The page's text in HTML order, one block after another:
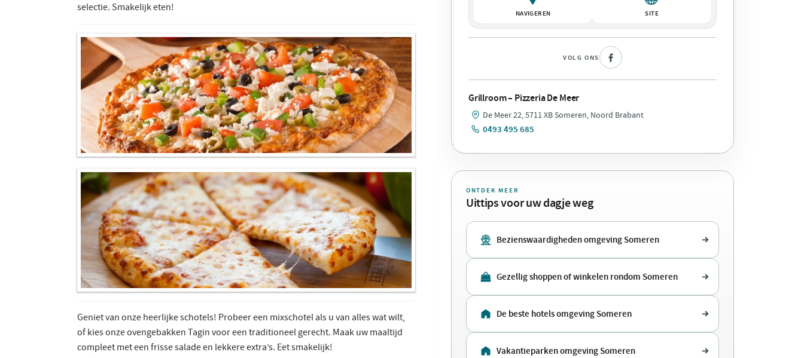
selectie. Smakelijk eten!
Geniet van onze heerlijke schotels! Probeer een mixschotel als u van alles wat wilt,
of kies onze ovengebakken Tagin voor een traditioneel gerecht. Maak uw maaltijd
compleet met een frisse salade en lekkere extra’s. Eet smakelijk!
NAVIGEREN SITE
VOLG ONS
Grillroom – Pizzeria De Meer
De Meer 22, 5711 XB Someren, Noord Brabant
0493 495 685
ONTDEK MEER
Uittips voor uw dagje weg
Bezienswaardigheden omgeving Someren
Gezellig shoppen of winkelen rondom Someren
De beste hotels omgeving Someren
Vakantieparken omgeving Someren